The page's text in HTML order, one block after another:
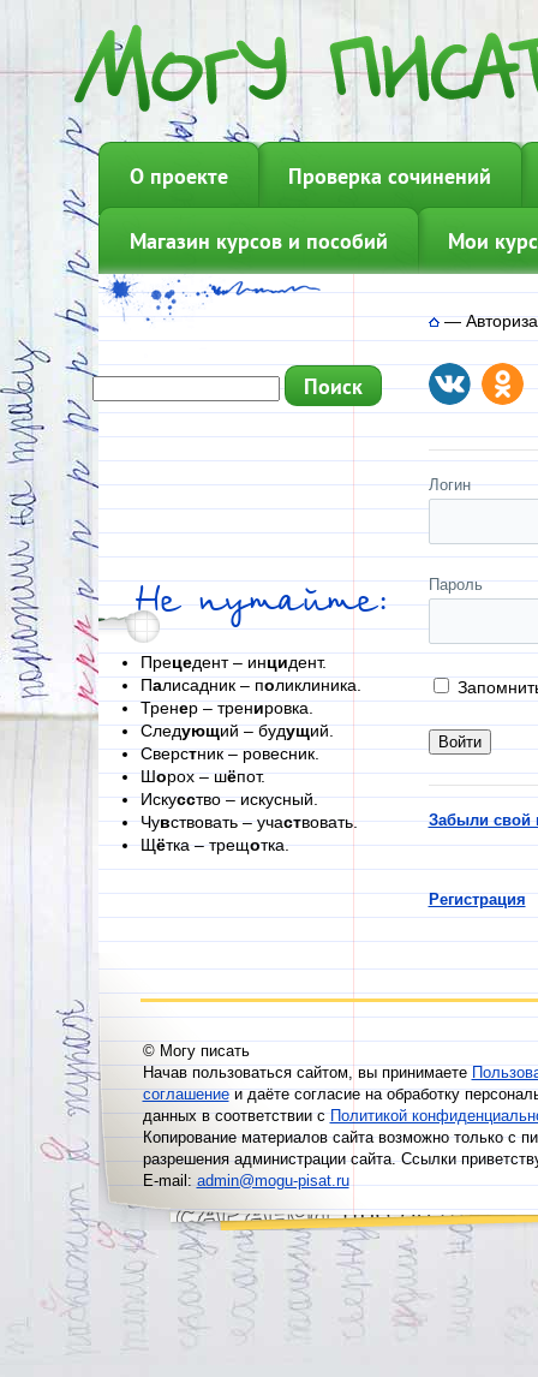
О проекте Проверка сочинений
Магазин курсов и пособий Мои
Не путайте:
Прецедент – инцидент.
Палисадник – поликлиника.
Тренер – тренировка.
Следующий – будущий.
Сверстник – ровесник.
Шорох – шёпот.
Искусство – искусный.
Чувствовать – участвовать.
Щётка – трещотка.
—
Логин
Пароль
Забыли свой
Регистрация
© Могу писать
Начав пользоваться сайтом, вы принимаете
соглашениеи даёте согласие на обработку
данных в соответствии сПолитикой
Копирование материалов сайта возможно только с
разрешения администрации сайта. Ссылки
E-mail:admin@mogu-pisat.ru